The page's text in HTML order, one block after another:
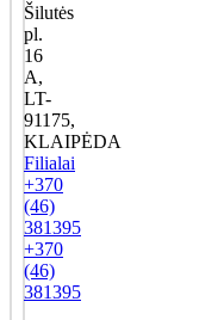
Šilutės
pl.
16
A,
LT-
91175,
KLAIPĖDA
Filialai
+370
(46)
381395
+370
(46)
381395